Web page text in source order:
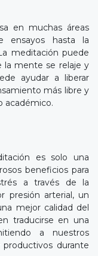
en muchas áreas
ensayos hasta la
meditación puede
la mente se relaje y
ayudar a liberar
más libre y
académico.
es solo una
beneficios para
a través de la
presión arterial, un
mejor calidad del
traducirse en una
a nuestros
durante